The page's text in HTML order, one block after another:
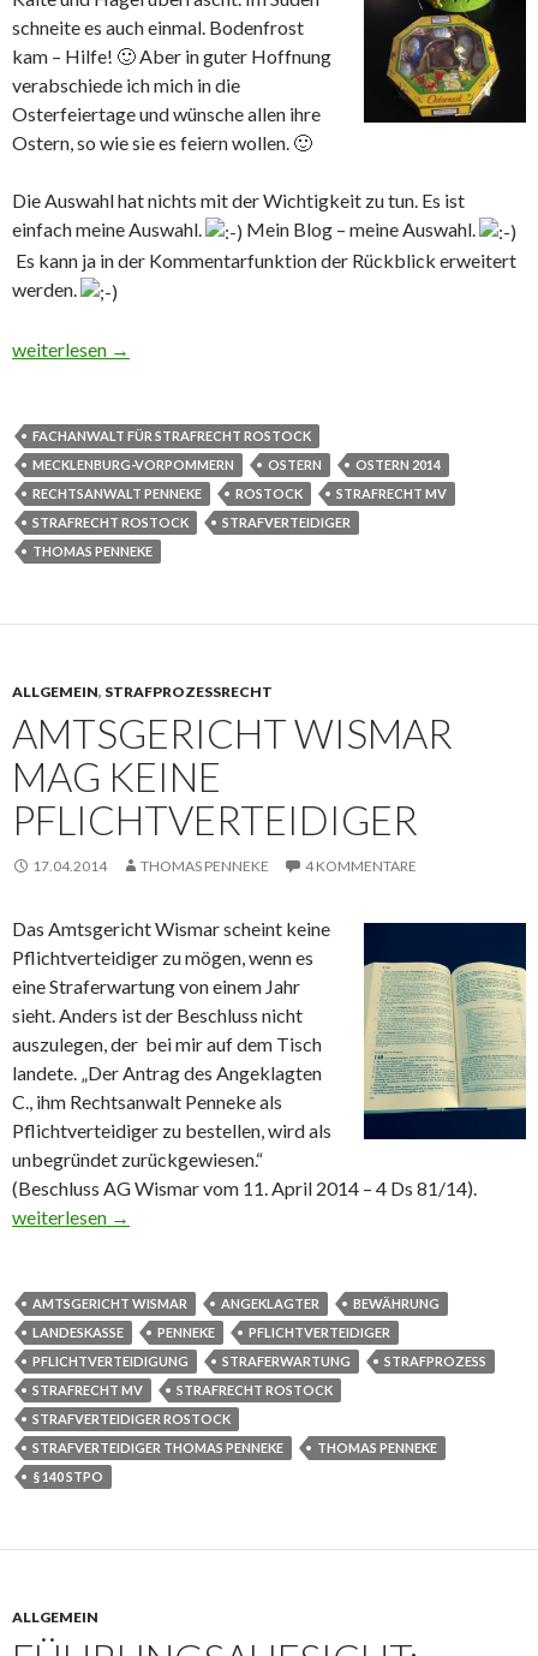
schneite es auch einmal. Bodenfrost
kam – Hilfe! 🙂 Aber in guter Hoffnung
verabschiede ich mich in die
Osterfeiertage und wünsche allen ihre
Ostern, so wie sie es feiern wollen. 🙂
Die Auswahl hat nichts mit der Wichtigkeit zu tun. Es ist
einfach meine Auswahl.
Mein Blog – meine Auswahl.
Es kann ja in der Kommentarfunktion der Rückblick erweitert
werden.
Frohe Ostern und ein Rückblick
weiterlesen →
FACHANWALT FÜR STRAFRECHT ROSTOCK
MECKLENBURG-VORPOMMERN
OSTERN
OSTERN 2014
RECHTSANWALT PENNEKE
ROSTOCK
STRAFRECHT MV
STRAFRECHT ROSTOCK
STRAFVERTEIDIGER
THOMAS PENNEKE
ALLGEMEIN, STRAFPROZESSRECHT
AMTSGERICHT WISMAR
MAG KEINE
PFLICHTVERTEIDIGER
17.04.2014 THOMAS PENNEKE 4 KOMMENTARE
Das Amtsgericht Wismar scheint keine
Pflichtverteidiger zu mögen, wenn es
eine Straferwartung von einem Jahr
sieht. Anders ist der Beschluss nicht
auszulegen, der bei mir auf dem Tisch
landete. „Der Antrag des Angeklagten
C., ihm Rechtsanwalt Penneke als
Pflichtverteidiger zu bestellen, wird als
unbegründet zurückgewiesen.“
(Beschluss AG Wismar vom 11. April 2014 – 4 Ds 81/14).
Amtsgericht Wismar mag keine Pflichtverteidiger
weiterlesen →
AMTSGERICHT WISMAR ANGEKLAGTER
BEWÄHRUNG
LANDESKASSE
PENNEKE
PFLICHTVERTEIDIGER
PFLICHTVERTEIDIGUNG
STRAFERWARTUNG
STRAFPROZESS
STRAFRECHT MV
STRAFRECHT ROSTOCK
STRAFVERTEIDIGER ROSTOCK
STRAFVERTEIDIGER THOMAS PENNEKE
THOMAS PENNEKE
§ 140 STPO
ALLGEMEIN